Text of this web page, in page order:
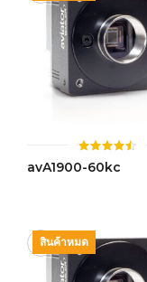
ให้
คะแนน
avA1900-60kc
สินค้าหมด